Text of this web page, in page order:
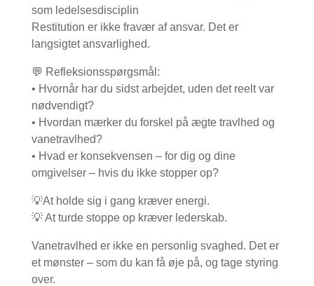
som ledelsesdisciplin
Restitution er ikke fravær af ansvar. Det er
langsigtet ansvarlighed.
💬 Refleksionsspørgsmål:
• Hvornår har du sidst arbejdet, uden det reelt var
nødvendigt?
• Hvordan mærker du forskel på ægte travlhed og
vanetravlhed?
• Hvad er konsekvensen – for dig og dine
omgivelser – hvis du ikke stopper op?
💡At holde sig i gang kræver energi.
💡 At turde stoppe op kræver lederskab.
Vanetravlhed er ikke en personlig svaghed. Det er
et mønster – som du kan få øje på, og tage styring
over.